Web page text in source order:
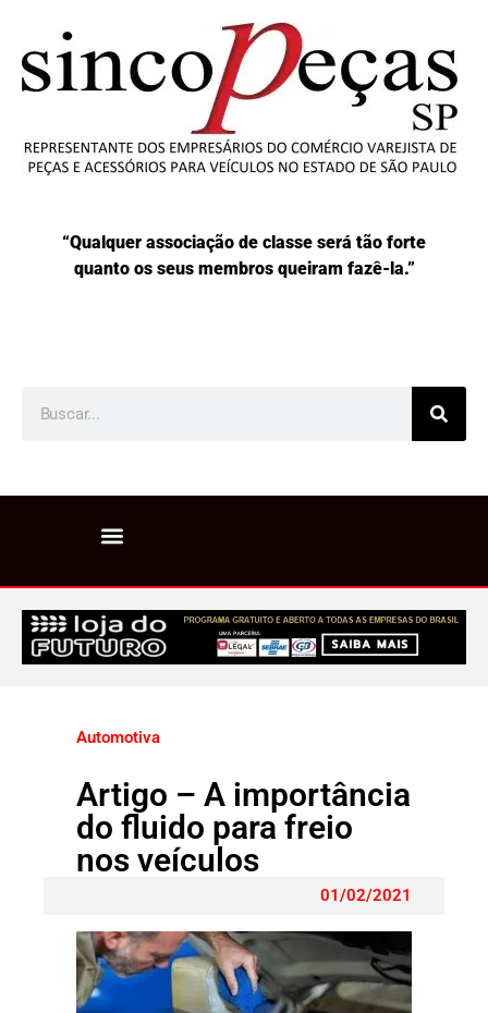
“Qualquer associação de classe será tão forte
quanto os seus membros queiram fazê-la.”
Automotiva
Artigo – A importância
do fluido para freio
nos veículos
01/02/2021